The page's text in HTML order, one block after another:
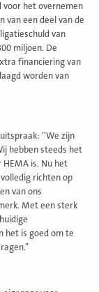
voor het overnemen
van een deel van de
van
miljoen. De
financiering van
worden van
‘’We zijn
hebben steeds het
is. Nu het
richten op
van ons
Met een sterk
het is goed om te